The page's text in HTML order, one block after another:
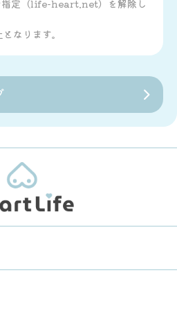
指定（life-heart.net）を解除し
なります。